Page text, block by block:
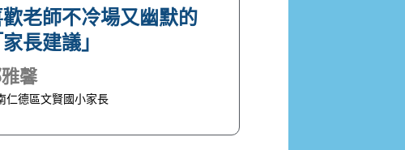
老師不冷場又幽默的
家長建議」
馨
仁德區文賢國小家長